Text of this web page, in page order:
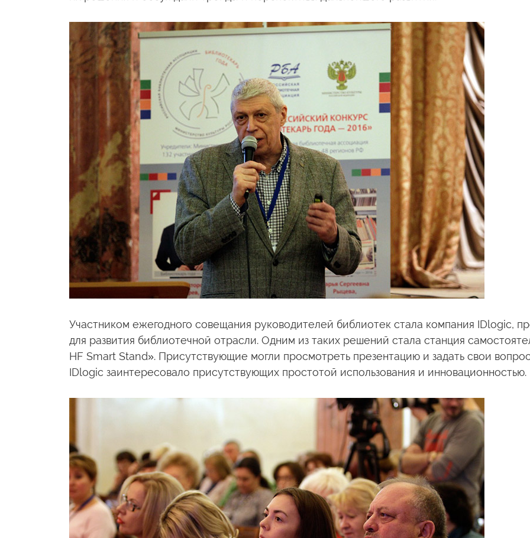
Участником ежегодного совещания руководителей библиотек стала компания IDlogic,
для развития библиотечной отрасли. Одним из таких решений стала станция
HF Smart Stand». Присутствующие могли просмотреть презентацию и задать свои
IDlogic заинтересовало присутствующих простотой использования и инновационностью.